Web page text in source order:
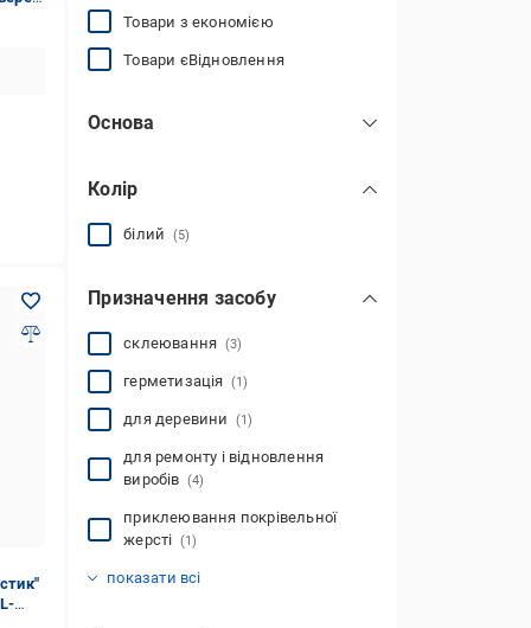
Товари з економією
Товари єВідновлення
Основа
синтетичні смоли
Колір
білий (5)
Призначення засобу
склеювання (3)
герметизація (1)
для деревини (1)
для ремонту і відновлення
виробів (4)
приклеювання покрівельної
жерсті (1)
показати всі